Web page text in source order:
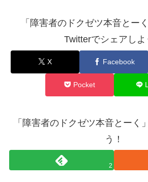
「障害者のドクゼツ本音とー
Twitterでシェアしよ
X Facebook
Pocket
「障害者のドクゼツ本音とーく
う！
2